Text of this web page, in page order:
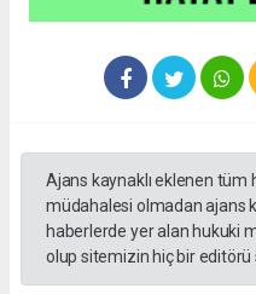
Ajans kaynaklı eklenen
müdahalesi olmadan ajans
haberlerde yer alan hukuki
olup sitemizin hiç bir